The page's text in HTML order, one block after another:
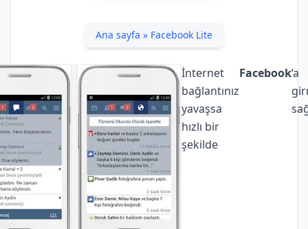
Ana sayfa » Facebook Lite
İnternet
bağlantınız
yavaşsa
hızlı bir
şekilde
Facebook‘a